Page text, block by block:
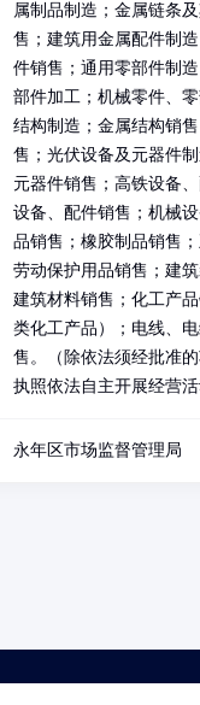
属制品制造；金属链条
售；建筑用金属配件制
件销售；通用零部件制
部件加工；机械零件、
结构制造；金属结构销
售；光伏设备及元器件
元器件销售；高铁设备
设备、配件销售；机械
品销售；橡胶制品销售；
劳动保护用品销售；建筑
建筑材料销售；化工产
类化工产品）；电线、
售。（除依法须经批准
执照依法自主开展经营活
永年区市场监督管理局